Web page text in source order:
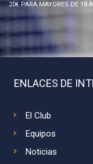
20€ PARA MAYORES DE 18
ENLACES DE
El Club
Equipos
Noticias